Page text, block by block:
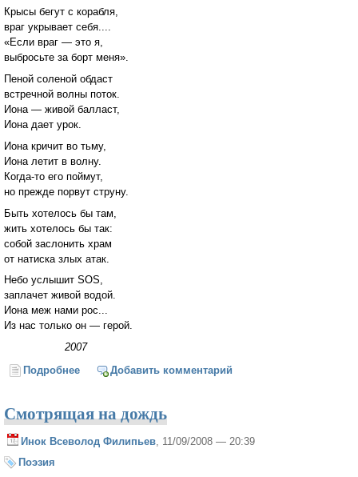
Крысы бегут с корабля,
враг укрывает себя....
«Если враг — это я,
выбросьте за борт меня».
Пеной соленой обдаст
встречной волны поток.
Иона — живой балласт,
Иона дает урок.
Иона кричит во тьму,
Иона летит в волну.
Когда-то его поймут,
но прежде порвут струну.
Быть хотелось бы там,
жить хотелось бы так:
собой заслонить храм
от натиска злых атак.
Небо услышит SOS,
заплачет живой водой.
Иона меж нами рос...
Из нас только он — герой.
2007
Подробнее о Вечный Иона
Добавить комментарий
Смотрящая на дождь
Инок Всеволод Филипьев , 11/09/2008 — 20:39
Поэзия